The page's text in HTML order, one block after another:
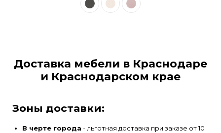
Доставка мебели в Краснодаре
и Краснодарском крае
Зоны доставки:
В черте города - льготная доставка при заказе от 10